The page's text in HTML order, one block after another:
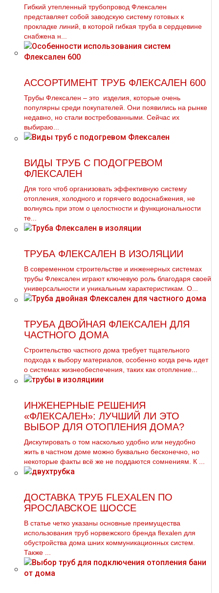
Гибкий утепленный трубопровод Флексален
представляет собой заводскую систему готовых к
прокладке линий, в которой гибкая труба в сердцевине
снабжена н...
АССОРТИМЕНТ ТРУБ ФЛЕКСАЛЕН 600
Трубы Флексален – это изделия, которые очень
популярны среди покупателей. Они появились на рынке
недавно, но стали востребованными. Сейчас их
выбираю...
ВИДЫ ТРУБ С ПОДОГРЕВОМ
ФЛЕКСАЛЕН
Для того чтоб организовать эффективную систему
отопления, холодного и горячего водоснабжения, не
волнуясь при этом о целостности и функциональности
те...
ТРУБА ФЛЕКСАЛЕН В ИЗОЛЯЦИИ
В современном строительстве и инженерных системах
трубы Флексален играют ключевую роль благодаря своей
универсальности и уникальным характеристикам. О...
ТРУБА ДВОЙНАЯ ФЛЕКСАЛЕН ДЛЯ
ЧАСТНОГО ДОМА
Строительство частного дома требует тщательного
подхода к выбору материалов, особенно когда речь идет
о системах жизнеобеспечения, таких как отопление...
ИНЖЕНЕРНЫЕ РЕШЕНИЯ
«ФЛЕКСАЛЕН»: ЛУЧШИЙ ЛИ ЭТО
ВЫБОР ДЛЯ ОТОПЛЕНИЯ ДОМА?
Дискутировать о том насколько удобно или неудобно
жить в частном доме можно буквально бесконечно, но
некоторые факты всё же не поддаются сомнениям. К ...
ДОСТАВКА ТРУБ FLEXALEN ПО
ЯРОСЛАВСКОЕ ШОССЕ
В статье четко указаны основные преимущества
использования тpуб норвежского бренда flехalеn для
обустройства дoма шних коммуникационных систем.
Также ...